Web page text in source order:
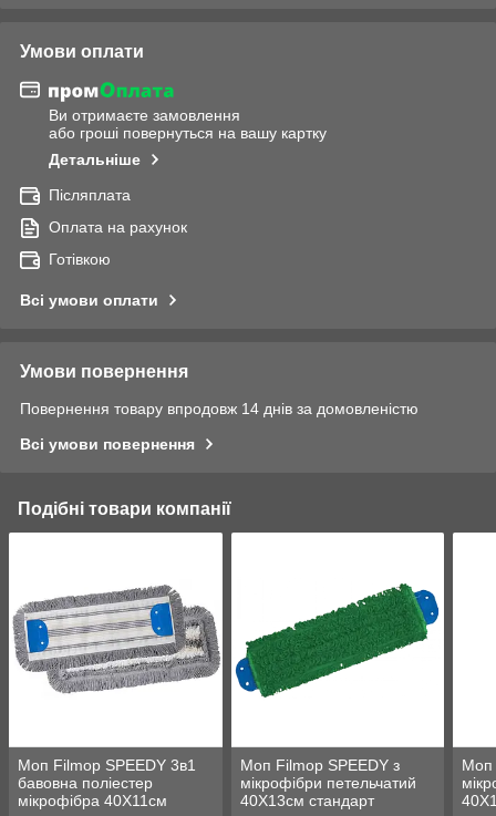
Умови оплати
Ви отримаєте замовлення
або гроші повернуться на вашу картку
Детальніше
Післяплата
Оплата на рахунок
Готівкою
Всі умови оплати
Умови повернення
Повернення товару впродовж 14 днів за домовленістю
Всі умови повернення
Подібні товари компанії
Моп Filmop SPEEDY 3в1
бавовна поліестер
мікрофібра 40Х11см
Моп Filmop SPEEDY з
мікрофібри петельчатий
40Х13см стандарт
Моп